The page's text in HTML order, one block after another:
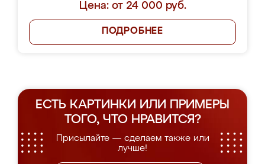
Цена: от 24 000 руб.
ПОДРОБНЕЕ
ЕСТЬ КАРТИНКИ ИЛИ ПРИМЕРЫ
ТОГО, ЧТО НРАВИТСЯ?
Присылайте — сделаем также или
лучше!